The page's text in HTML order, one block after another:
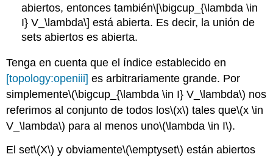
abiertos, entonces también\[\bigcup_{\lambda \in
I} V_\lambda\] está abierta. Es decir, la unión de
sets abiertos es abierta.
Tenga en cuenta que el índice establecido en
[topology:openiii] es arbitrariamente grande. Por
simplemente\(\bigcup_{\lambda \in I} V_\lambda\) nos
referimos al conjunto de todos los\(x\) tales que\(x \in
V_\lambda\) para al menos uno\(\lambda \in I\).
El set\(X\) y obviamente\(\emptyset\) están abiertos